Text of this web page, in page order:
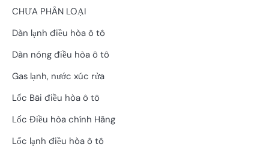
CHƯA PHÂN LOẠI
Dàn lạnh điều hòa ô tô
Dàn nóng điều hòa ô tô
Gas lạnh, nước xúc rửa
Lốc Bãi điều hòa ô tô
Lốc Điều hòa chính Hãng
Lốc lạnh điều hòa ô tô